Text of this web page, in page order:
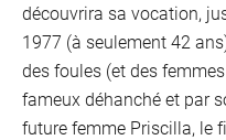
découvrira sa vocation,
1977 (à seulement 42
des foules (et des
fameux déhanché et par
future femme Priscilla, le